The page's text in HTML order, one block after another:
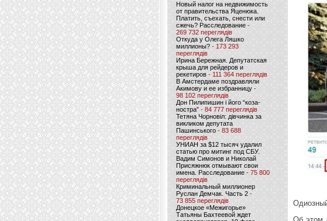
Новый налог на недвижимость
от правительства Яценюка.
Платить, съехать, снести или
сжечь? Расследование-
269 732 переглядів
Откуда у Олега Ляшко
миллионы? - 173 293
переглядів
Ирина Бережная. Депутатская
крыша для рейдеров и
рекетиров - 111 364 переглядів
В Амстердаме поздравляли
Акимову и ее избранницу -
98 102 переглядів
Дон Пилипишин і його “коза-
ностра” - 84 777 переглядів
Тетяна Чорновіл: дівчинка за
викликом депутата
Пашинського- 83 688
переглядів
УНИАН за $12 тысяч удалил
статью про митинг под СБУ.
Вадим Симонов и Николай
Присяжнюк отмывают свои
имена. Расследование - 75 800
переглядів
Криминальный миллионер
Руслан Демчак. Часть 2-
73 855 переглядів
Донецкое «Межигорье»
Татьяны Бахтеевой ждет